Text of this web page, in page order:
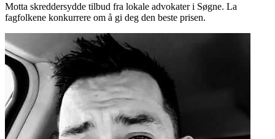
Motta skreddersydde tilbud fra lokale advokater i Søgne. La
fagfolkene konkurrere om å gi deg den beste prisen.